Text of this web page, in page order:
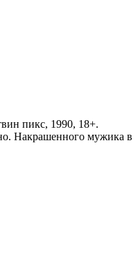
пикс, 1990, 18+.
Накрашенного мужика в